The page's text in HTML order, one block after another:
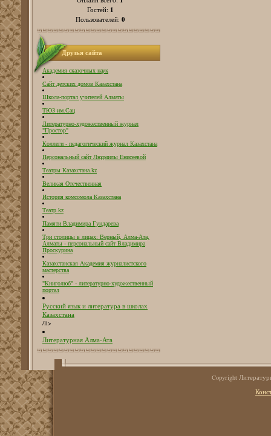
Гостей: 1
Пользователей: 0
Друзья сайта
Академия сказочных наук
Сайт детских домов Казахстана
Школа-портал учителей Алматы
ТЮЗ им.Сац
Литературно-художественный журнал
"Простор"
Коллеги - педагогический журнал Казахстана
Персональный сайт Людмилы Енисеевой
Театры Казахстана.kz
Великая Отечественная
История комсомола Казахстана
Театр.kz
Памяти Владимира Гундарева
Три столицы в лицах: Верный, Алма-Ата,
Алматы - персональный сайт Владимира
Проскурина
Казахстанская Академия журналистского
мастерства
"Книголюб" - литературно-художественный
портал
Русский язык и литература в школах
Казахстана
/li>
Литературная Алма-Ата
Copyright